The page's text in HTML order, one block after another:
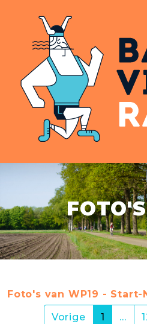
Foto's van WP19 -
Vorige
1 …